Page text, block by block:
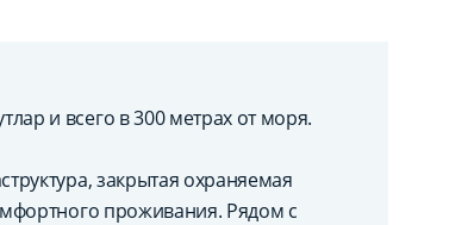
и всего в 300 метрах от моря.
закрытая охраняемая
проживания. Рядом с